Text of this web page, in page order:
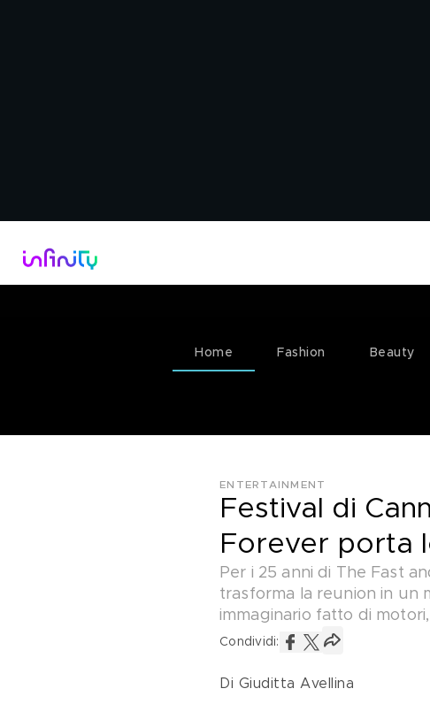
Home Fashion Beauty
ENTERTAINMENT
Festival di
Forever porta
Per i 25 anni di The Fast
trasforma la reunion in un
immaginario fatto di
Condividi:
Di Giuditta Avellina